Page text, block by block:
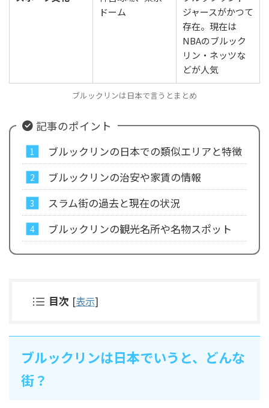
ドーム
ジャースがかつて
存在。現在は
NBAのブルック
リン・ネッツな
どが人気
ブルックリンは日本で言うとまとめ
記事のポイント
ブルックリンの日本での類似エリアと特徴
ブルックリンの治安や家賃の情報
スラム街の過去と現在の状況
ブルックリンの観光名所や名物スポット
目次 [表示]
ブルックリンは日本でいうと、どんな
街？